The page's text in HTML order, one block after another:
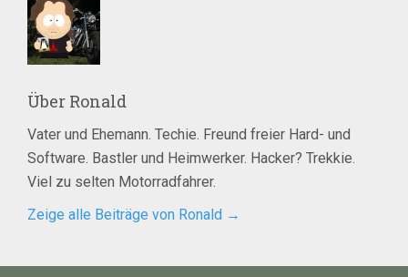
Über Ronald
Vater und Ehemann. Techie. Freund freier Hard- und
Software. Bastler und Heimwerker. Hacker? Trekkie.
Viel zu selten Motorradfahrer.
Zeige alle Beiträge von Ronald →